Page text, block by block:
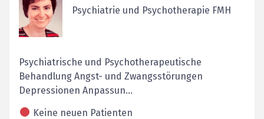
Psychiatrie und Psychotherapie FMH
Psychiatrische und Psychotherapeutische
Behandlung Angst- und Zwangsstörungen
Depressionen Anpassun...
Keine neuen Patienten